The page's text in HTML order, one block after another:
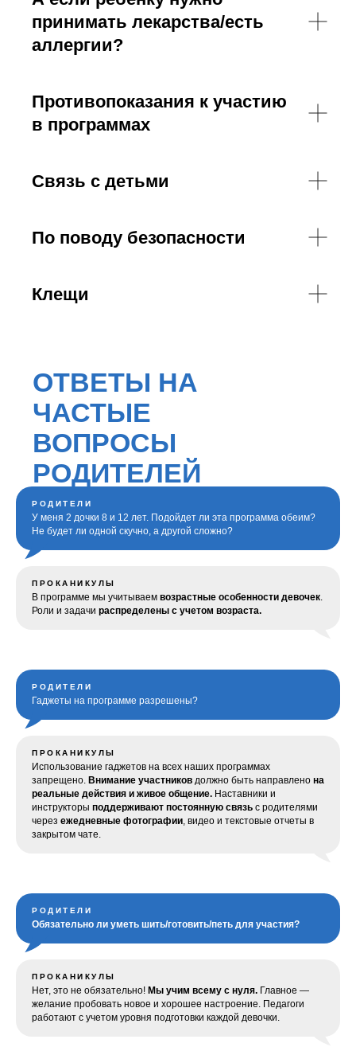
принимать лекарства/есть
аллергии?
Противопоказания к участию
в программах
Связь с детьми
По поводу безопасности
Клещи
РОДИТЕЛИ
У меня 2 дочки 8 и 12 лет. Подойдет ли эта программа обеим?
Не будет ли одной скучно, а другой сложно?
ПРОКАНИКУЛЫ
В программе мы учитываем возрастные особенности девочек
Роли и задачи распределены с учетом возраста.
РОДИТЕЛИ
Гаджеты на программе разрешены?
ПРОКАНИКУЛЫ
Использование гаджетов на всех наших программах
запрещено. Внимание участников должно быть направлено на
реальные действия и живое общение. Наставники и
инструкторы поддерживают постоянную связь с родителями
через ежедневные фотографии , видео и текстовые отчеты в
закрытом чате.
РОДИТЕЛИ
Обязательно ли уметь шить/готовить/петь для участия?
ПРОКАНИКУЛЫ
Нет, это не обязательно! Мы учим всему с нуля. Главное —
желание пробовать новое и хорошее настроение. Педагоги
работают с учетом уровня подготовки каждой девочки.
info@proholidays.ru